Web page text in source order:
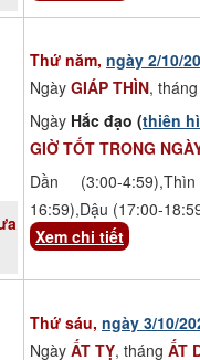
Thứ năm, ngày 2/10/
Ngày GIÁP THÌN, tháng
Ngày Hắc đạo (thiên
GIỜ TỐT TRONG
Dần (3:00-
16:59),Dậu (17:00-
Xem chi tiết
Thứ sáu, ngày 3/10/
Ngày ẤT TỴ, tháng ẤT